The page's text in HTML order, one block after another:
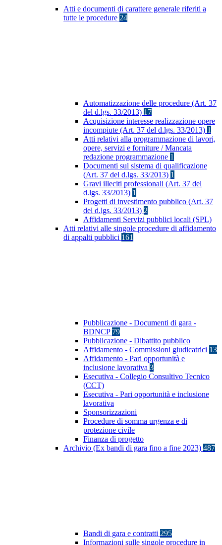
Atti e documenti di carattere generale riferiti a
tutte le procedure 24
Automatizzazione delle procedure (Art. 37
del d.lgs. 33/2013) 17
Acquisizione interesse realizzazione opere
incompiute (Art. 37 del d.lgs. 33/2013) 1
Atti relativi alla programmazione di lavori,
opere, servizi e forniture / Mancata
redazione programmazione 1
Documenti sul sistema di qualificazione
(Art. 37 del d.lgs. 33/2013) 1
Gravi illeciti professionali (Art. 37 del
d.lgs. 33/2013) 1
Progetti di investimento pubblico (Art. 37
del d.lgs. 33/2013) 2
Affidamenti Servizi pubblici locali (SPL)
Atti relativi alle singole procedure di affidamento
di appalti pubblici 161
Pubblicazione - Documenti di gara -
BDNCP 79
Pubblicazione - Dibattito pubblico
Affidamento - Commissioni giudicatrici 13
Affidamento - Pari opportunità e
inclusione lavorativa 3
Esecutiva - Collegio Consultivo Tecnico
(CCT)
Esecutiva - Pari opportunità e inclusione
lavorativa
Sponsorizzazioni
Procedure di somma urgenza e di
protezione civile
Finanza di progetto
Archivio (Ex bandi di gara fino a fine 2023) 487
Bandi di gara e contratti 295
Informazioni sulle singole procedure in